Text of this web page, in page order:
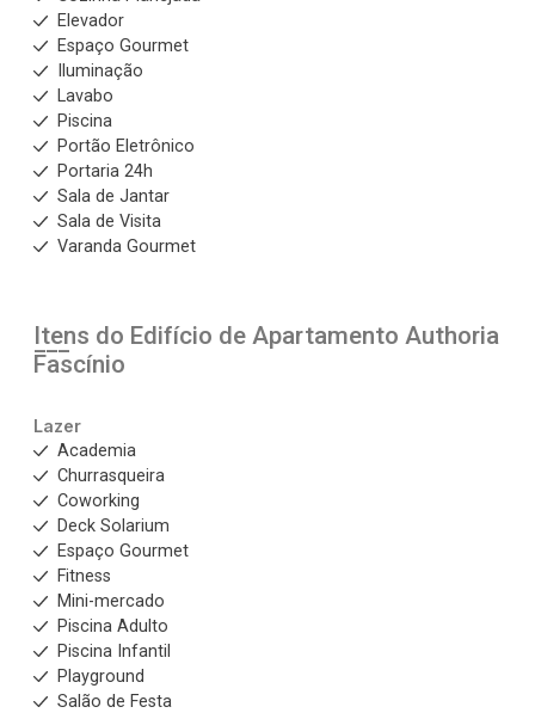
Elevador
Espaço Gourmet
Iluminação
Lavabo
Piscina
Portão Eletrônico
Portaria 24h
Sala de Jantar
Sala de Visita
Varanda Gourmet
Itens do Edifício de Apartamento Authoria
Fascínio
Lazer
Academia
Churrasqueira
Coworking
Deck Solarium
Espaço Gourmet
Fitness
Mini-mercado
Piscina Adulto
Piscina Infantil
Playground
Salão de Festa